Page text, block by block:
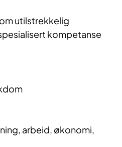
utilstrekkelig
kompetanse
arbeid, økonomi,